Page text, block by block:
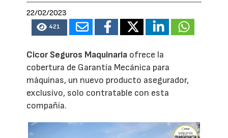
22/02/2023
421
Cicor Seguros Maquinaria ofrece la
cobertura de Garantía Mecánica para
máquinas, un nuevo producto asegurador,
exclusivo, solo contratable con esta
compañía.